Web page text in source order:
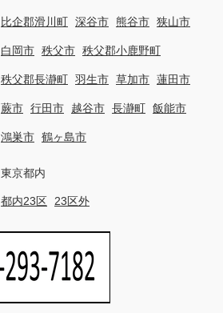
比企郡滑川町 深谷市 熊谷市 狭山市
白岡市 秩父市 秩父郡小鹿野町
秩父郡長瀞町 羽生市 草加市 蓮田市
蕨市 行田市 越谷市 長瀞町 飯能市
鴻巣市 鶴ヶ島市
東京都内
都内23区 23区外